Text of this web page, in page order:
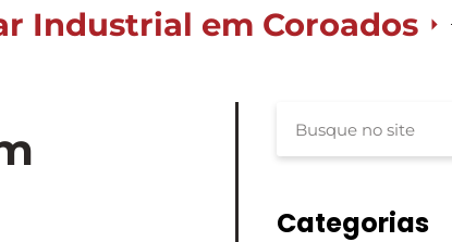
Industrial em Coroados
Categorias